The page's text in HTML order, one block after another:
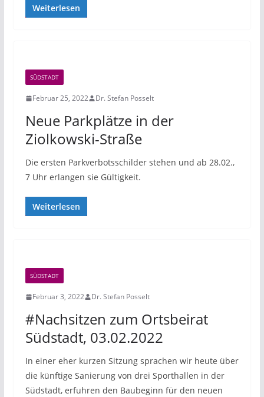
Weiterlesen
SÜDSTADT
Februar 25, 2022 Dr. Stefan Posselt
Neue Parkplätze in der
Ziolkowski-Straße
Die ersten Parkverbotsschilder stehen und ab 28.02.,
7 Uhr erlangen sie Gültigkeit.
Weiterlesen
SÜDSTADT
Februar 3, 2022 Dr. Stefan Posselt
#Nachsitzen zum Ortsbeirat
Südstadt, 03.02.2022
In einer eher kurzen Sitzung sprachen wir heute über
die künftige Sanierung von drei Sporthallen in der
Südstadt, erfuhren den Baubeginn für den neuen